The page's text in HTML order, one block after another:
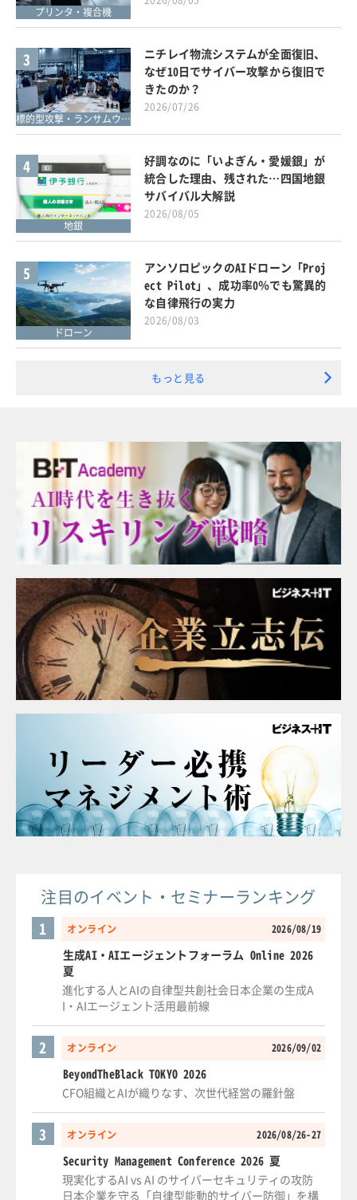
プリンタ・複合機
3
標的型攻撃・ランサムウェア対策
ニチレイ物流システムが全面復旧、
なぜ10日でサイバー攻撃から復旧で
きたのか？
2026/07/26
4
地銀
好調なのに「いよぎん・愛媛銀」が
統合した理由、残された…四国地銀
サバイバル大解説
2026/08/05
5
ドローン
アンソロピックのAIドローン「Proj
ect Pilot」、成功率0％でも驚異的
な自律飛行の実力
2026/08/03
もっと見る
注目のイベント・セミナーランキング
オンライン 2026/08/19
1
生成AI・AIエージェントフォーラム Online 2026
夏
進化する人とAIの自律型共創社会日本企業の生成A
I・AIエージェント活用最前線
オンライン 2026/09/02
2
BeyondTheBlack TOKYO 2026
CFO組織とAIが織りなす、次世代経営の羅針盤
オンライン 2026/08/26-27
3
Security Management Conference 2026 夏
現実化するAI vs AI のサイバーセキュリティの攻防
日本企業を守る「自律型能動的サイバー防御」を構